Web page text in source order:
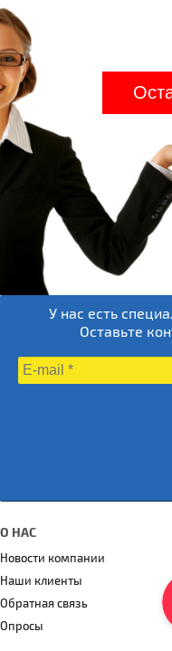
У нас есть
Оставьте
О НАС
Новости компании
Наши клиенты
Обратная связь
Опросы